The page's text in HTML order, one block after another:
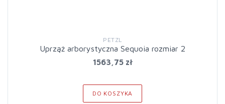
PETZL
Uprząż arborystyczna Sequoia rozmiar 2
1563,75 zł
DO KOSZYKA